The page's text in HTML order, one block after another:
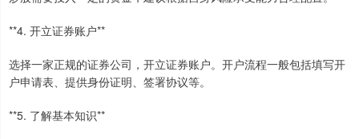
**4. 开立证券账户**
选择一家正规的证券公司，开立证券账户。开户流程一般包括填写开
户申请表、提供身份证明、签署协议等。
**5. 了解基本知识**